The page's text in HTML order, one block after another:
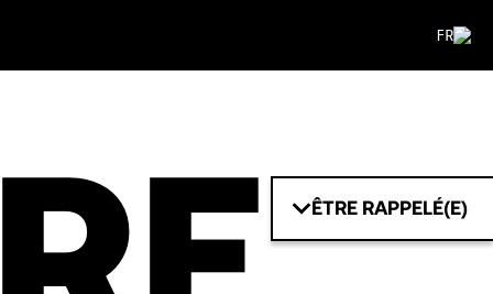
FR
ÊTRE RAPPELÉ(E)